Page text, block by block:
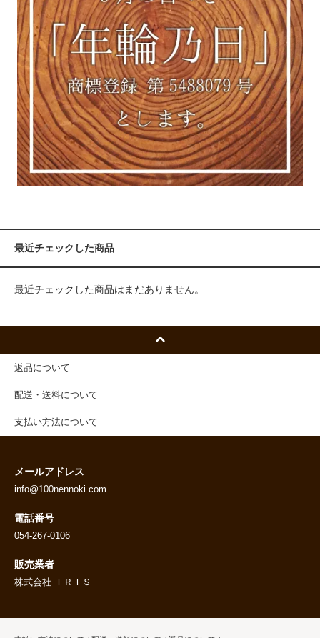
最近チェックした商品
最近チェックした商品はまだありません。
返品について
配送・送料について
支払い方法について
メールアドレス
info@100nennoki.com
電話番号
054-267-0106
販売業者
株式会社 ＩＲＩＳ